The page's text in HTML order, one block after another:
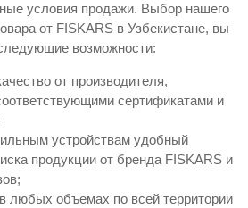
условия продажи. Выбор нашего
от FISKARS в Узбекистане, вы
возможности:
от производителя,
сертификатами и
устройствам удобный
продукции от бренда FISKARS и
в любых объемах по всей территории